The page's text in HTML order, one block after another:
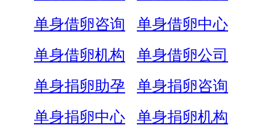
单身借卵咨询
单身借卵中心
单身借卵机构
单身借卵公司
单身捐卵助孕
单身捐卵咨询
单身捐卵中心
单身捐卵机构